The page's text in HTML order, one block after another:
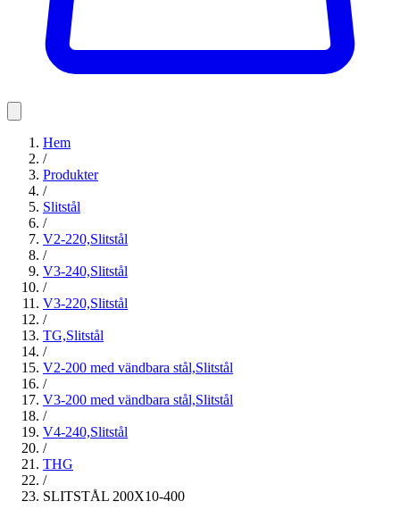
Hem
/
Produkter
/
Slitstål
/
V2-220,Slitstål
/
V3-240,Slitstål
/
V3-220,Slitstål
/
TG,Slitstål
/
V2-200 med vändbara stål,Slitstål
/
V3-200 med vändbara stål,Slitstål
/
V4-240,Slitstål
/
THG
/
SLITSTÅL 200X10-400